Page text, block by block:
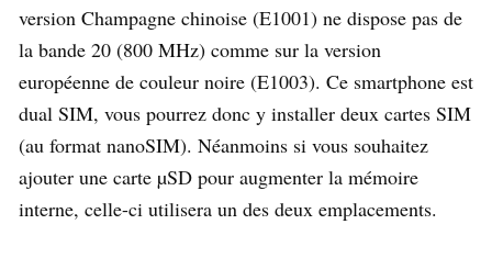
version Champagne chinoise (E1001) ne dispose pas de
la bande 20 (800 MHz) comme sur la version
européenne de couleur noire (E1003). Ce smartphone est
dual SIM, vous pourrez donc y installer deux cartes SIM
(au format nanoSIM). Néanmoins si vous souhaitez
ajouter une carte µSD pour augmenter la mémoire
interne, celle-ci utilisera un des deux emplacements.